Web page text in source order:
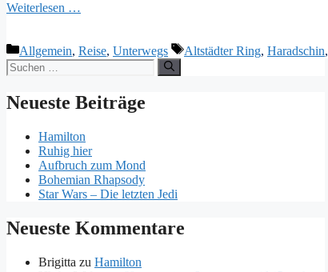
Weiterlesen …
Kategorien
Allgemein, Reise, Unterwegs Schlagwörter
Altstädter Ring, Haradschin,
Suchen
nach:
Neueste Beiträge
Hamilton
Ruhig hier
Aufbruch zum Mond
Bohemian Rhapsody
Star Wars – Die letzten Jedi
Neueste Kommentare
Brigitta zu Hamilton